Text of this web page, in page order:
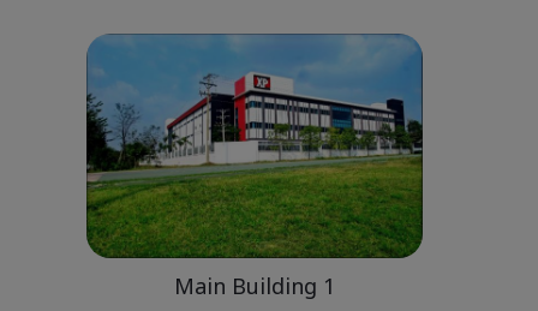
Main Building 1